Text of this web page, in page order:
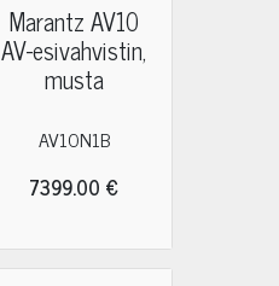
Marantz AV10
AV-esivahvistin,
musta
AV10N1B
7399.00 €